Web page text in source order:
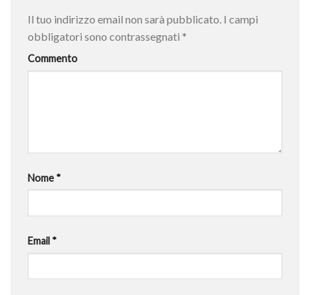
Il tuo indirizzo email non sarà pubblicato. I campi
obbligatori sono contrassegnati *
Commento
Nome *
Email *